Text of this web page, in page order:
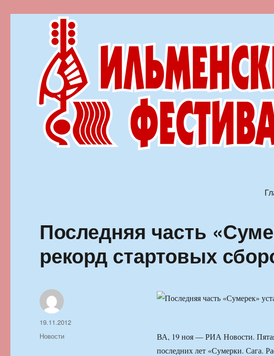
Последняя часть
рекорд стартовых
ВА, 19 ноя — РИА Новости.
последних лет «Сумерки. Сага.
Автор
Опубликовано
19.11.2012
Рубрики
Новости